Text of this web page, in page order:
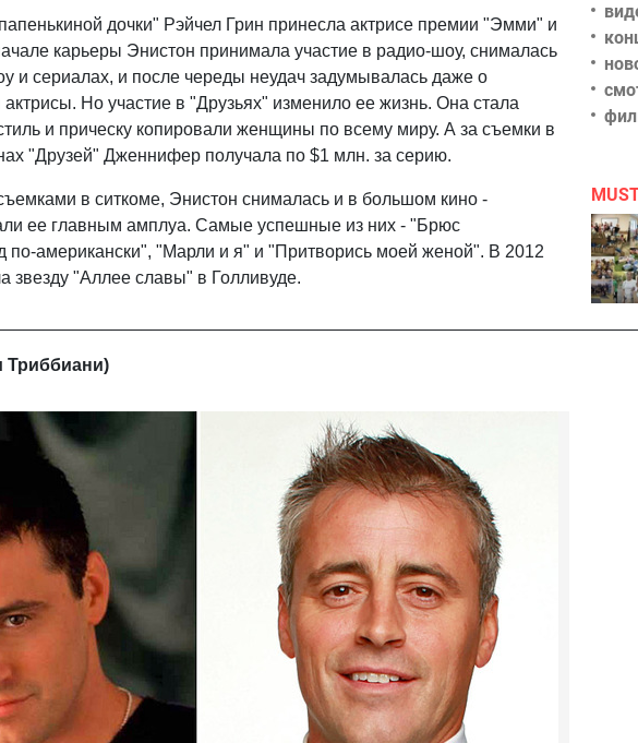
дочки" Рэйчел Грин принесла актрисе премии "Эмми" и
карьеры Энистон принимала участие в радио-шоу, снималась
и сериалах, и после череды неудач задумывалась даже о
Но участие в "Друзьях" изменило ее жизнь. Она стала
и прическу копировали женщины по всему миру. А за съемки в
"Друзей" Дженнифер получала по $1 млн. за серию.
в ситкоме, Энистон снималась и в большом кино -
ее главным амплуа. Самые успешные из них - "Брюс
по-американски", "Марли и я" и "Притворись моей женой". В 2012
звезду "Аллее славы" в Голливуде.
Триббиани)